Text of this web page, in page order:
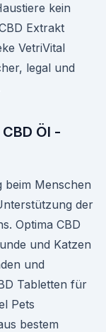
kein
Extrakt
VetriVital
legal und
Öl -
beim Menschen
der
Optima CBD
und Katzen
und
Tabletten für
Pets
bestem